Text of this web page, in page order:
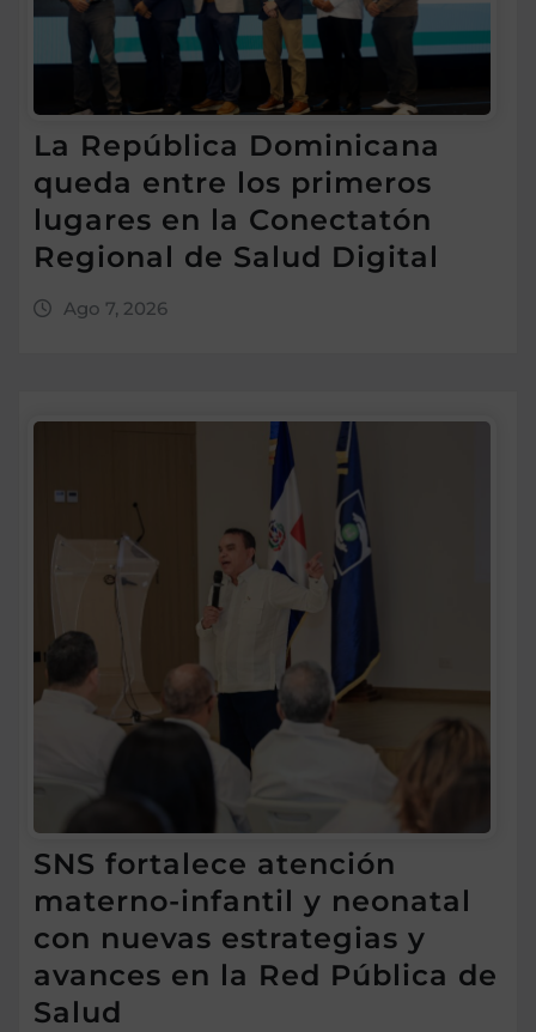
La República Dominicana
queda entre los primeros
lugares en la Conectatón
Regional de Salud Digital
Ago 7, 2026
SNS fortalece atención
materno-infantil y neonatal
con nuevas estrategias y
avances en la Red Pública de
Salud